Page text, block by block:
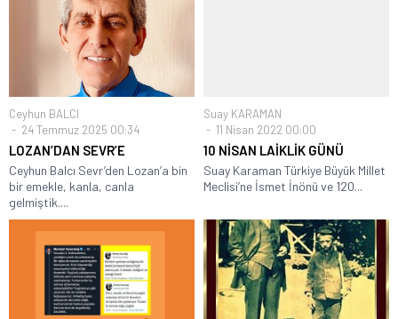
Ceyhun BALCI
24 Temmuz 2025 00:34
LOZAN’DAN SEVR’E
Ceyhun Balcı Sevr’den Lozan’a bin
bir emekle, kanla, canla
gelmiştik....
Suay KARAMAN
11 Nisan 2022 00:00
10 NİSAN LAİKLİK GÜNÜ
Suay Karaman Türkiye Büyük Millet
Meclisi’ne İsmet İnönü ve 120...